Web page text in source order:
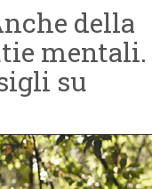
della
mentali.
su